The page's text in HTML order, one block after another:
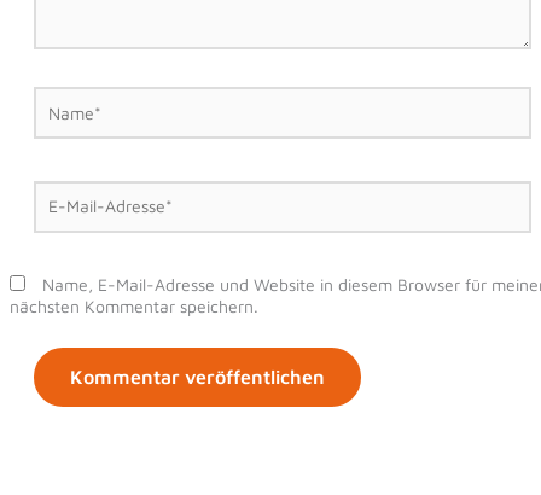
Name*
E-
Mail-
Adresse*
Name, E-Mail-Adresse und Website in diesem Browser für
nächsten Kommentar speichern.